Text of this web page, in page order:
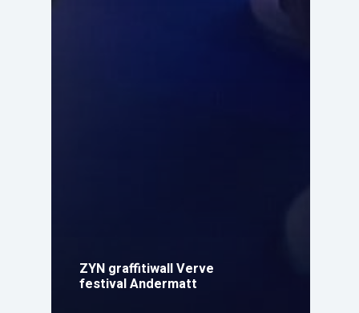
ZYN graffitiwall Verve
festival Andermatt